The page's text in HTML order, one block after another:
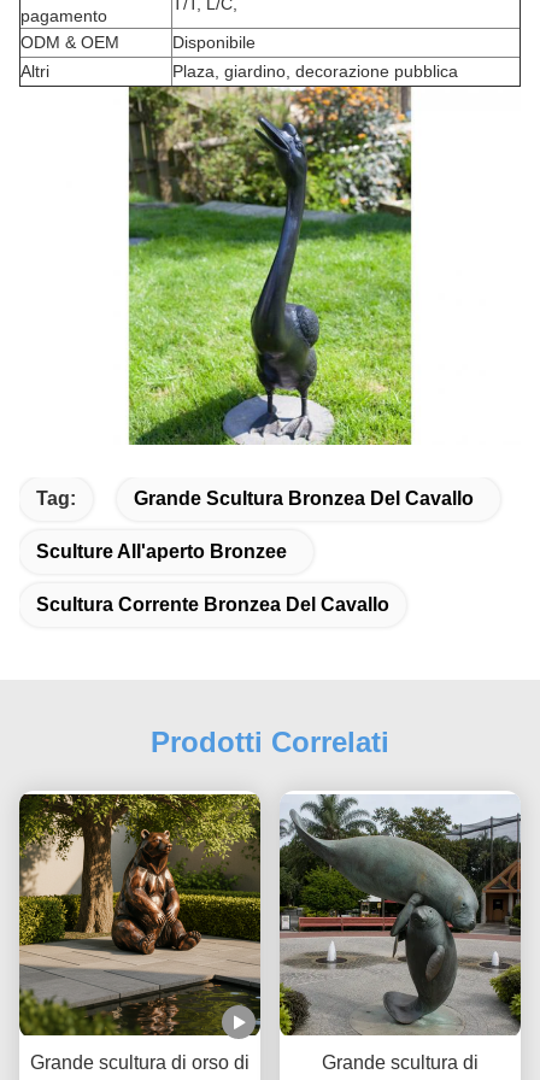
pagamento
ODM & OEM
Disponibile
Altri
Plaza, giardino, decorazione pubblica
Tag: Grande Scultura Bronzea Del Cavallo
Sculture All'aperto Bronzee
Scultura Corrente Bronzea Del Cavallo
Prodotti Correlati
Grande scultura di orso di
Grande scultura di